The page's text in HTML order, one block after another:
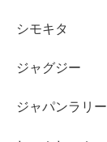
シモキタ
ジャグジー
ジャパンラリー